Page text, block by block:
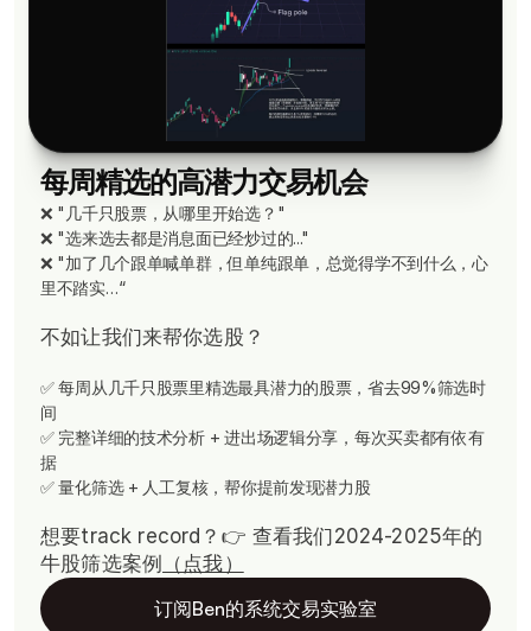
每周精选的高潜力交易机会
❌ "几千只股票，从哪里开始选？"
❌ "选来选去都是消息面已经炒过的..."
❌ "加了几个跟单喊单群，但单纯跟单，总觉得学不到什么，心
里不踏实…“
不如让我们来帮你选股？
✅ 每周从几千只股票里精选最具潜力的股票，省去99%筛选时
间
✅ 完整详细的技术分析 + 进出场逻辑分享，每次买卖都有依有
据
✅ 量化筛选 + 人工复核，帮你提前发现潜力股
想要track record？👉 查看我们2024-2025年的
牛股筛选案例
（点我）
订阅Ben的系统交易实验室